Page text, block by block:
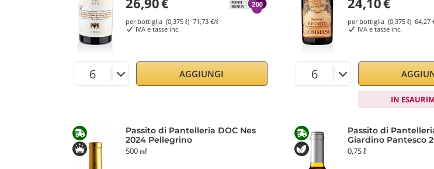
per bottiglia (0,375 ℓ) 71,73 €/ℓ
IVA e tasse inc.
AGGIUNGI
per bottiglia (0,375 ℓ) 64,27
IVA e tasse inc.
IN
Passito di Pantelleria DOC Nes
2024 Pellegrino
500 ㎖
Passito di
Giardino Pantesco
Pellegrino
0,75 ℓ